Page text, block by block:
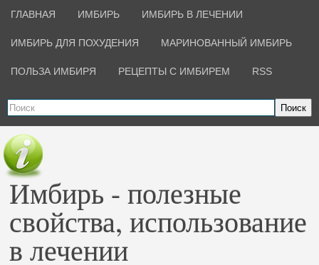
ГЛАВНАЯ ИМБИРЬ ИМБИРЬ В ЛЕЧЕНИИ
ИМБИРЬ ДЛЯ ПОХУДЕНИЯ МАРИНОВАННЫЙ ИМБИРЬ
ПОЛЬЗА ИМБИРЯ РЕЦЕПТЫ С ИМБИРЕМ RSS
Поиск
Имбирь - полезные
свойства, использование
в лечении